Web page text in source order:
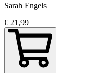
Sarah Engels
€ 21,99